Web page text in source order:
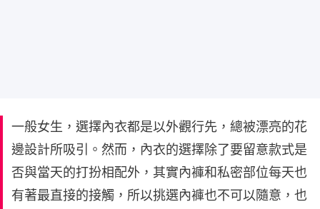
一般女生，選擇內衣都是以外觀行先，總被漂亮的花
邊設計所吸引。然而，內衣的選擇除了要留意款式是
否與當天的打扮相配外，其實內褲和私密部位每天也
有著最直接的接觸，所以挑選內褲也不可以隨意，也